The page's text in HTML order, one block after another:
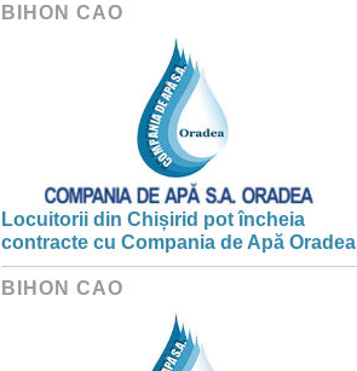
BIHON CAO
Locuitorii din Chișirid pot încheia
contracte cu Compania de Apă Oradea
BIHON CAO